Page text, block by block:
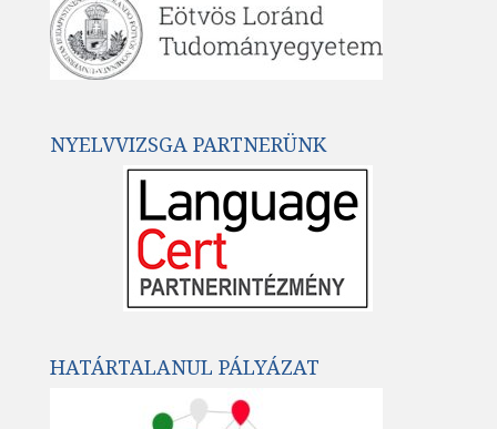
NYELVVIZSGA PARTNERÜNK
HATÁRTALANUL PÁLYÁZAT